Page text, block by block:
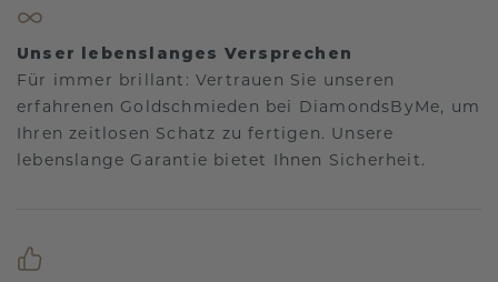
Unser lebenslanges Versprechen
Für immer brillant: Vertrauen Sie unseren
erfahrenen Goldschmieden bei DiamondsByMe, um
Ihren zeitlosen Schatz zu fertigen. Unsere
lebenslange Garantie bietet Ihnen Sicherheit.